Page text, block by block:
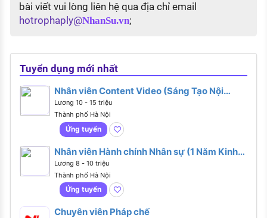
bài viết vui lòng liên hệ qua địa chỉ email
hotrophaply@NhanSu.vn;
Tuyển dụng mới nhất
Nhân viên Content Video (Sáng Tạo Nội
Dung (Mỹ Phẩm) - Reel, Tiktok - Fulltime &
Thực Tập - Hà Nội)
Lương 10 - 15 triệu
Thành phố Hà Nội
Ứng tuyển
Nhân viên Hành chính Nhân sự (1 Năm Kinh
Nghiệm - Tại Hà Nội)
Lương 8 - 10 triệu
Thành phố Hà Nội
Ứng tuyển
Chuyên viên Pháp chế